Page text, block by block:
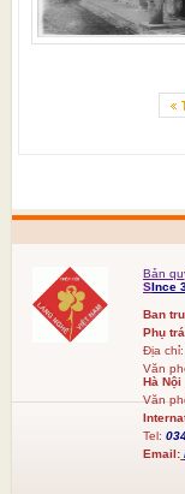
Bản
SInce
Ban
Phụ
Địa chỉ:
Văn
Hà Nội
Văn
Tel:
Email: